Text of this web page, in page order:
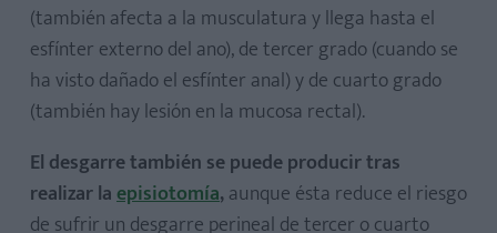
(también afecta a la musculatura y llega hasta el
esfínter externo del ano), de tercer grado (cuando se
ha visto dañado el esfínter anal) y de cuarto grado
(también hay lesión en la mucosa rectal).
El desgarre también se puede producir tras
realizar laepisiotomía,aunque ésta reduce el riesgo
de sufrir un desgarre perineal de tercer o cuarto